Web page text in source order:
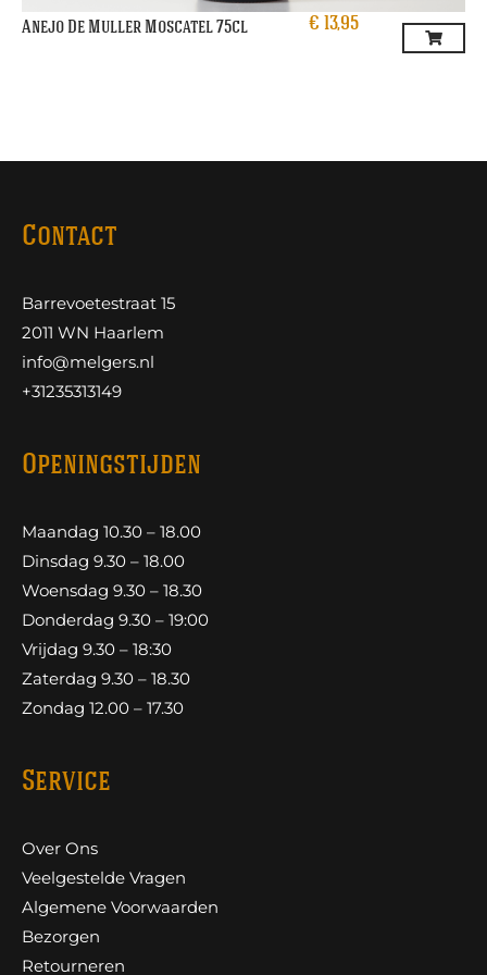
Anejo De Muller Moscatel 75cl € 13,95
Contact
Barrevoetestraat 15
2011 WN Haarlem
info@melgers.nl
+31235313149
Openingstijden
Maandag 10.30 – 18.00
Dinsdag 9.30 – 18.00
Woensdag 9.30 – 18.30
Donderdag 9.30 – 19:00
Vrijdag 9.30 – 18:30
Zaterdag 9.30 – 18.30
Zondag 12.00 – 17.30
Service
Over Ons
Veelgestelde Vragen
Algemene Voorwaarden
Bezorgen
Retourneren